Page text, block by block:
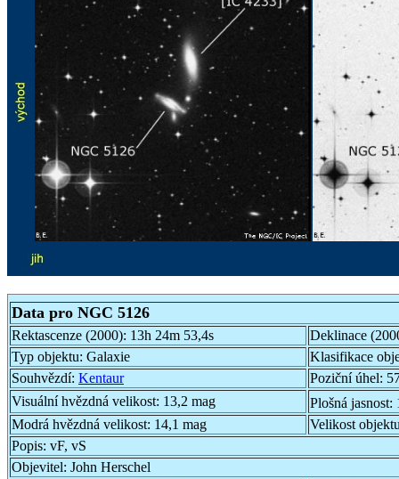
Data pro NGC 5126
Rektascenze (2000): 13h 24m 53,4s
Deklinace
Typ objektu: Galaxie
Klasifikace
Souhvězdí: Kentaur Poziční úhel:
Visuální hvězdná velikost: 13,2 mag Plošná jasnost:
Modrá hvězdná velikost: 14,1 mag
Velikost
Popis: vF, vS
Objevitel: John Herschel